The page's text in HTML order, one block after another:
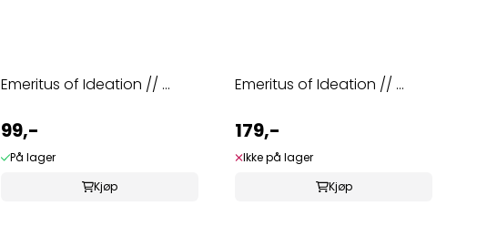
Emeritus of Ideation // ...
99,-
På lager
Kjøp
Emeritus of Ideation // ...
179,-
Ikke på lager
Kjøp